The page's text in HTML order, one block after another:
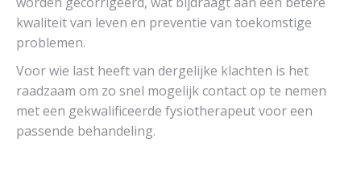
kwaliteit van leven en preventie van toekomstige
problemen.
Voor wie last heeft van dergelijke klachten is het
raadzaam om zo snel mogelijk contact op te nemen
met een gekwalificeerde fysiotherapeut voor een
passende behandeling.